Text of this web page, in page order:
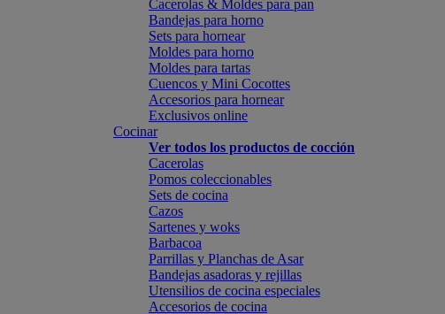
Cacerolas & Moldes para pan
Bandejas para horno
Sets para hornear
Moldes para horno
Moldes para tartas
Cuencos y Mini Cocottes
Accesorios para hornear
Exclusivos online
Cocinar
Ver todos los productos de cocción
Cacerolas
Pomos coleccionables
Sets de cocina
Cazos
Sartenes y woks
Barbacoa
Parrillas y Planchas de Asar
Bandejas asadoras y rejillas
Utensilios de cocina especiales
Accesorios de cocina